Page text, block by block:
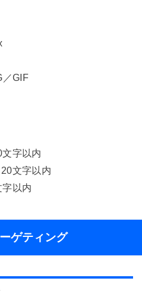
／GIF
字以内
文字以内
以内
ゲティング